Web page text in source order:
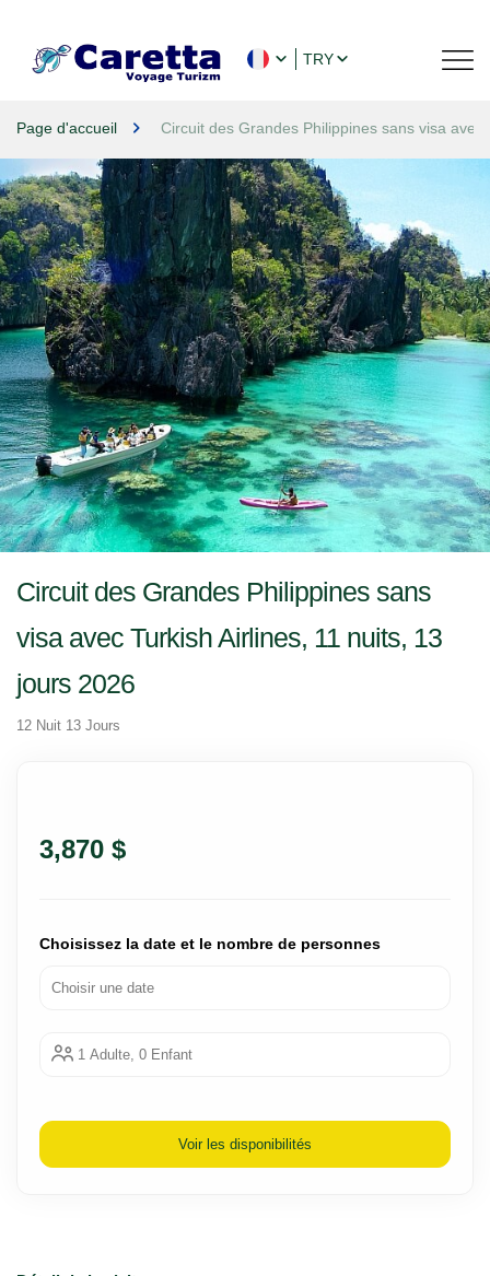
TRY
Page d'accueil Circuit des Grandes Philippines sans visa
Circuit des Grandes Philippines sans
visa avec Turkish Airlines, 11 nuits, 13
jours 2026
12 Nuit 13 Jours
3,870 $
Choisissez la date et le nombre de personnes
1 Adulte, 0 Enfant
Voir les disponibilités